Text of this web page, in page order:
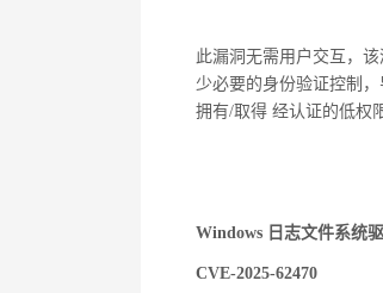
此漏洞无需用户交互，该
少必要的身份验证控制
拥有/取得 经认证的低权
Windows 日志文件系统
CVE-2025-62470